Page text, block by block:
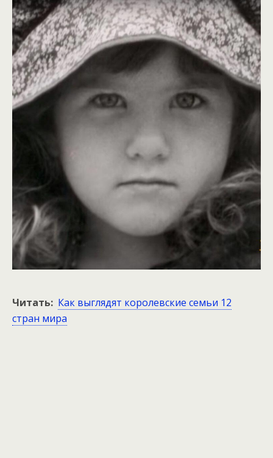
Читать: Как выглядят королевские семьи 12
стран мира